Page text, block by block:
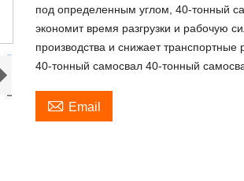
под определенным углом, 40-тонный
экономит время разгрузки и рабочую
производства и снижает транспортные
40-тонный самосвал 40-тонный
 Email